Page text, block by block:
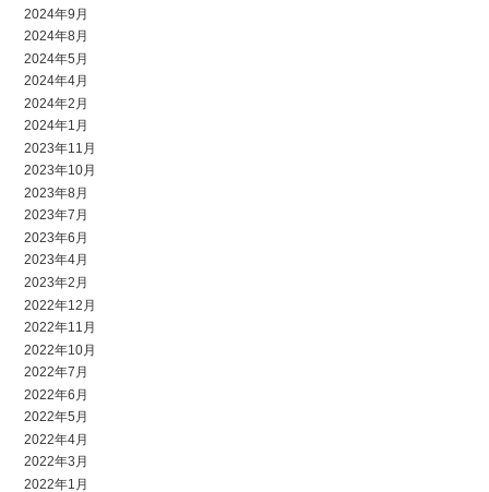
2024年9月
2024年8月
2024年5月
2024年4月
2024年2月
2024年1月
2023年11月
2023年10月
2023年8月
2023年7月
2023年6月
2023年4月
2023年2月
2022年12月
2022年11月
2022年10月
2022年7月
2022年6月
2022年5月
2022年4月
2022年3月
2022年1月